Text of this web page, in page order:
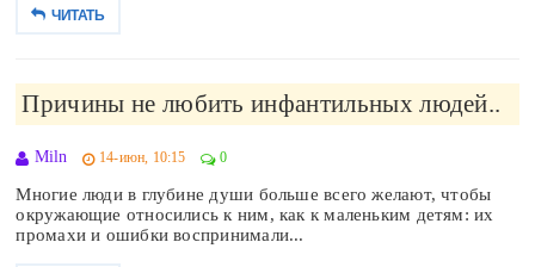
ЧИТАТЬ
Причины не любить инфантильных людей..
Miln 14-июн, 10:15 0
Многие люди в глубине души больше всего желают, чтобы
окружающие относились к ним, как к маленьким детям: их
промахи и ошибки воспринимали...